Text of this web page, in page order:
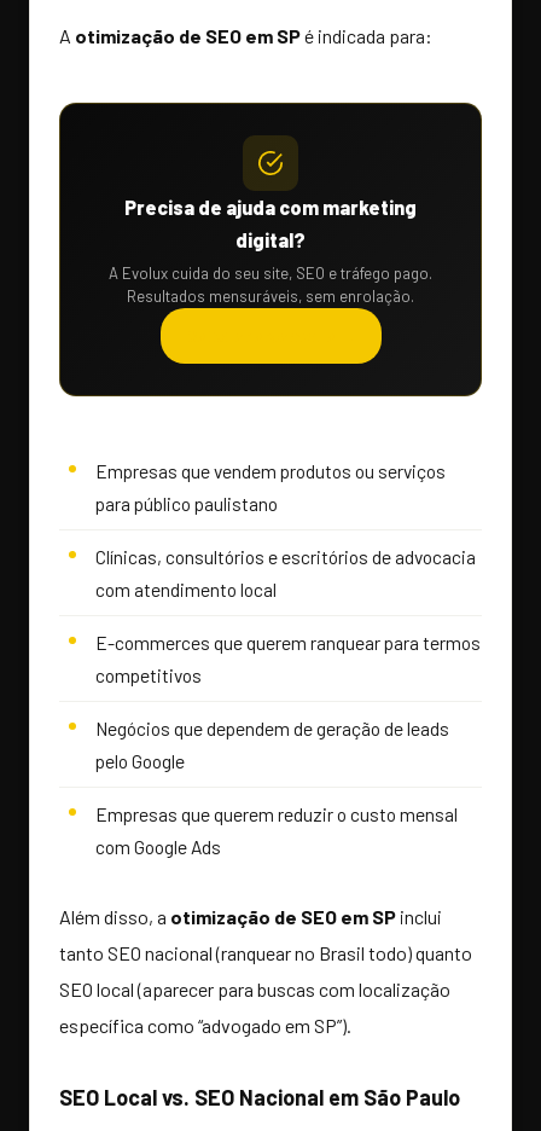
A otimização de SEO em SPé indicada para:
Precisa de ajuda com marketing
digital?
A Evolux cuida do seu site, SEO e tráfego pago.
Resultados mensuráveis, sem enrolação.
Empresas que vendem produtos ou serviços
para público paulistano
Clínicas, consultórios e escritórios de advocacia
com atendimento local
E-commerces que querem ranquear para termos
competitivos
Negócios que dependem de geração de leads
pelo Google
Empresas que querem reduzir o custo mensal
com Google Ads
Além disso, a otimização de SEO em SP inclui
tanto SEO nacional (ranquear no Brasil todo) quanto
SEO local (aparecer para buscas com localização
específica como “advogado em SP”).
SEO Local vs. SEO Nacional em São Paulo